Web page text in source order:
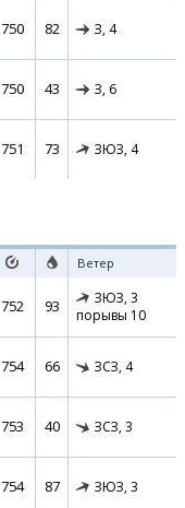
750 82 З, 4
750 43 З, 6
751 73 ЗЮЗ, 4
Ветер
752 93 ЗЮЗ, 3
порывы 10
754 66 ЗСЗ, 4
753 40 ЗСЗ, 3
754 87 ЗЮЗ, 3